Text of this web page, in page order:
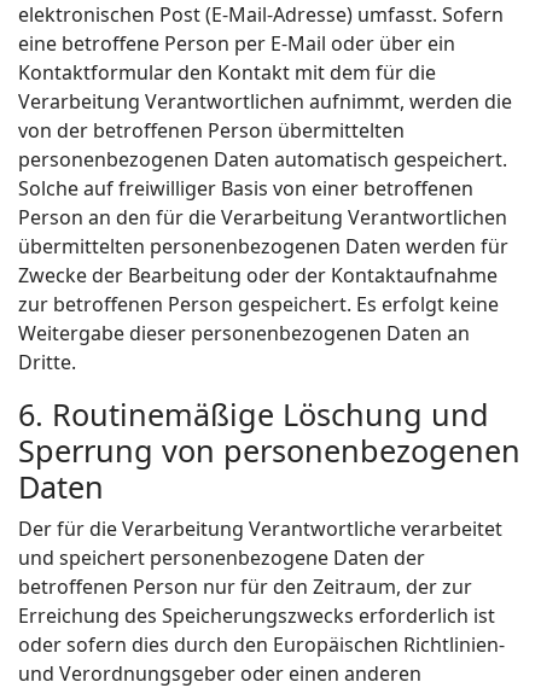
elektronischen Post (E-Mail-Adresse) umfasst. Sofern
eine betroffene Person per E-Mail oder über ein
Kontaktformular den Kontakt mit dem für die
Verarbeitung Verantwortlichen aufnimmt, werden die
von der betroffenen Person übermittelten
personenbezogenen Daten automatisch gespeichert.
Solche auf freiwilliger Basis von einer betroffenen
Person an den für die Verarbeitung Verantwortlichen
übermittelten personenbezogenen Daten werden für
Zwecke der Bearbeitung oder der Kontaktaufnahme
zur betroffenen Person gespeichert. Es erfolgt keine
Weitergabe dieser personenbezogenen Daten an
Dritte.
6. Routinemäßige Löschung und
Sperrung von personenbezogenen
Daten
Der für die Verarbeitung Verantwortliche verarbeitet
und speichert personenbezogene Daten der
betroffenen Person nur für den Zeitraum, der zur
Erreichung des Speicherungszwecks erforderlich ist
oder sofern dies durch den Europäischen Richtlinien-
und Verordnungsgeber oder einen anderen